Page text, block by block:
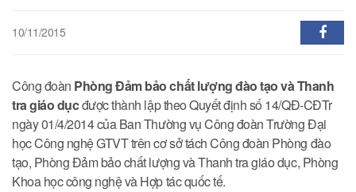
10/11/2015
Công đoàn Phòng Đảm bảo chất lượng đào tạo và Thanh
tra giáo dụcđược thành lập theo Quyết định số 14/QĐ-CĐTr
ngày 01/4/2014 của Ban Thường vụ Công đoàn Trường Đại
học Công nghệ GTVT trên cơ sở tách Công đoàn Phòng đào
tạo, Phòng Đảm bảo chất lượng và Thanh tra giáo dục, Phòng
Khoa học công nghệ và Hợp tác quốc tế.